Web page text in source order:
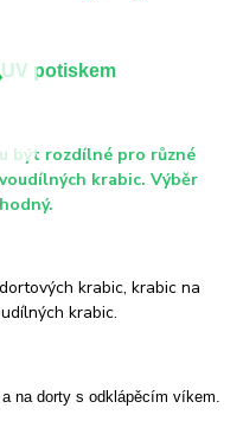
potiskem
být rozdílné pro různé
krabic. Výběr
krabic, krabic na
krabic.
na dorty s odklápěcím víkem.